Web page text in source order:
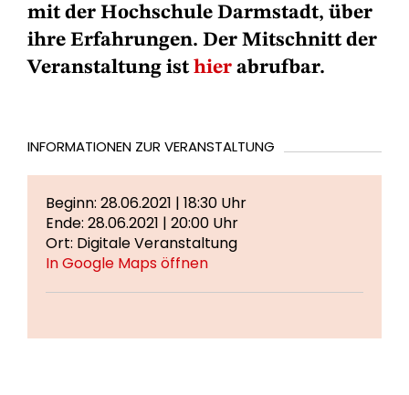
mit der Hochschule Darmstadt, über
ihre Erfahrungen. Der Mitschnitt der
Veranstaltung isthier abrufbar.
INFORMATIONEN ZUR VERANSTALTUNG
Beginn: 28.06.2021 | 18:30 Uhr
Ende: 28.06.2021 | 20:00 Uhr
Ort: Digitale Veranstaltung
In Google Maps öffnen